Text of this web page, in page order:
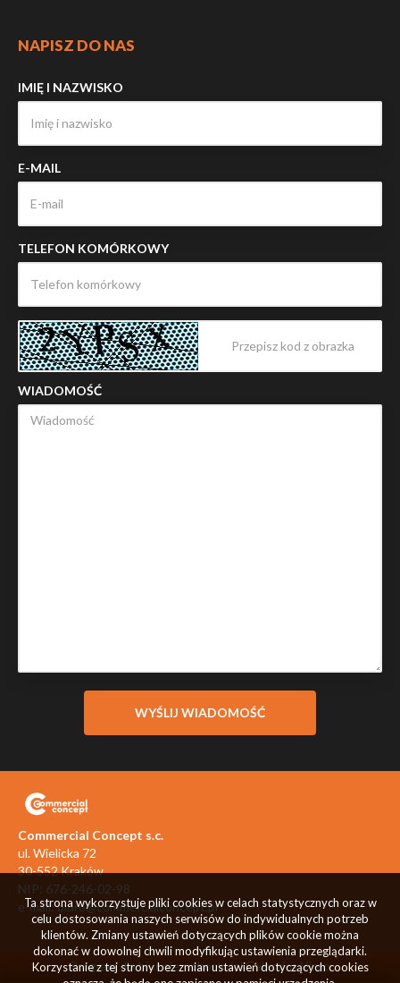
NAPISZ DO NAS
IMIĘ I NAZWISKO
E-MAIL
TELEFON KOMÓRKOWY
WIADOMOŚĆ
Commercial Concept s.c.
ul. Wielicka 72
30-552 Kraków
NIP: 676-246-02-98
e-mail:biuro@commercialconcept.pl
Program dla biur nieruchomościGalactica Virgo
Ta strona wykorzystuje pliki cookies w celach statystycznych oraz w
celu dostosowania naszych serwisów do indywidualnych potrzeb
klientów. Zmiany ustawień dotyczących plików cookie można
dokonać w dowolnej chwili modyfikując ustawienia przeglądarki.
Korzystanie z tej strony bez zmian ustawień dotyczących cookies